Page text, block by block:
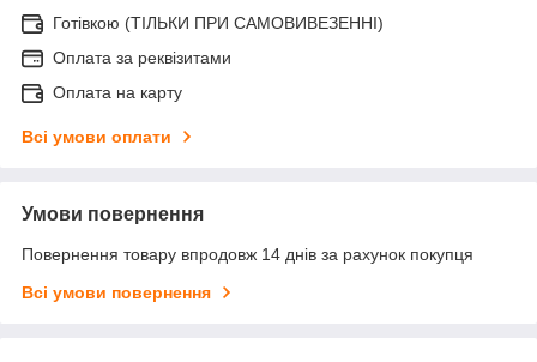
Готівкою (ТІЛЬКИ ПРИ САМОВИВЕЗЕННІ)
Оплата за реквізитами
Оплата на карту
Всі умови оплати
Умови повернення
Повернення товару впродовж 14 днів за рахунок покупця
Всі умови повернення